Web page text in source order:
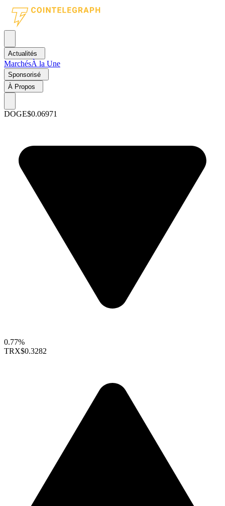
Actualités
MarchésÀ la Une
Sponsorisé
À Propos
DOGE$0.06971
0.77%
TRX$0.3282